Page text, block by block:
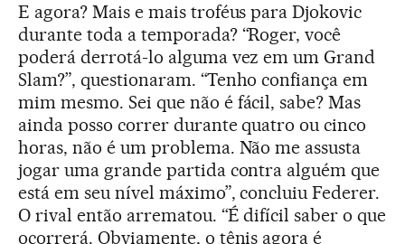
E agora? Mais e mais troféus para Djokovic
durante toda a temporada? “Roger, você
poderá derrotá-lo alguma vez em um Grand
Slam?”, questionaram. “Tenho confiança em
mim mesmo. Sei que não é fácil, sabe? Mas
ainda posso correr durante quatro ou cinco
horas, não é um problema. Não me assusta
jogar uma grande partida contra alguém que
está em seu nível máximo”, concluiu Federer.
O rival então arrematou. “É difícil saber o que
ocorrerá. Obviamente, o tênis agora é